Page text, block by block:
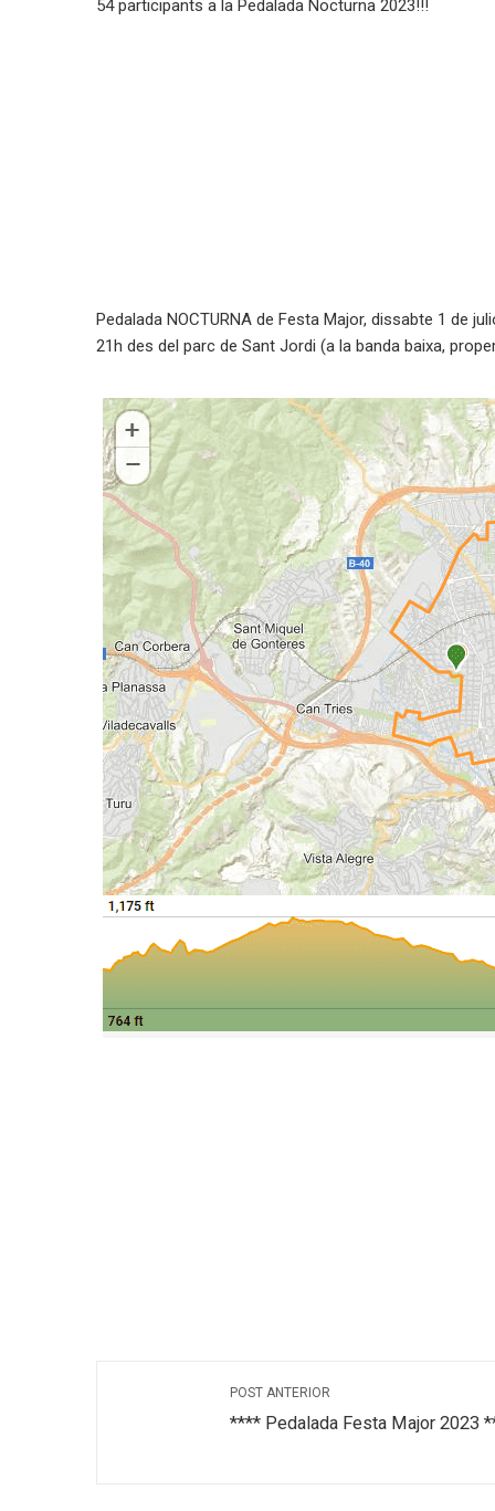
54 participants a la Pedalada Nocturna 2023!!!
Pedalada NOCTURNA de Festa Major, dissabte 1 de
21h des del parc de Sant Jordi (a la banda baixa,
POST ANTERIOR
**** Pedalada Festa Major 2023